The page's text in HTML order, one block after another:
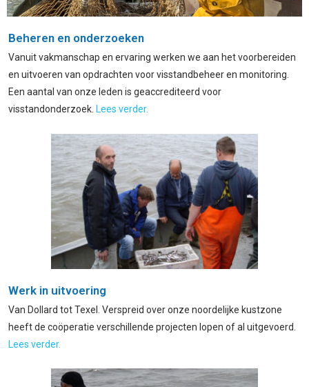
Beheren en onderzoeken
Vanuit vakmanschap en ervaring werken we aan het voorbereiden
en uitvoeren van opdrachten voor visstandbeheer en monitoring.
Een aantal van onze leden is geaccrediteerd voor
visstandonderzoek. Lees verder.
Werk in uitvoering
Van Dollard tot Texel. Verspreid over onze noordelijke kustzone
heeft de coöperatie verschillende projecten lopen of al uitgevoerd.
Lees verder.